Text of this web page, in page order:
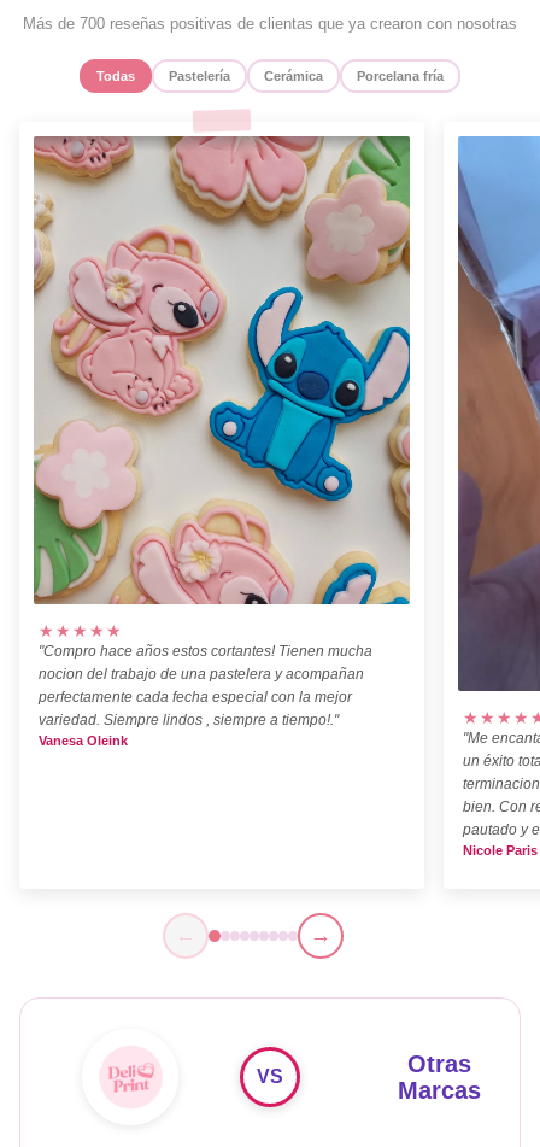
Más de 700 reseñas positivas de clientas que ya crearon con nosotras
Todas Pastelería Cerámica Porcelana fría
★★★★★
"Compro hace años estos cortantes! Tienen mucha
nocion del trabajo de una pastelera y acompañan
perfectamente cada fecha especial con la mejor
variedad. Siempre lindos , siempre a tiempo!."
Vanesa Oleink
"Me
un éxito
bien. Con
pautado y
Nicole Paris
← →
Otras
Marcas
VS